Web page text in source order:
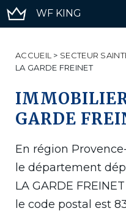
WF KING
ACCUEIL > SECTEUR
LA GARDE FREINET
GARDE
En région
le département
LA GARDE
le code postal est